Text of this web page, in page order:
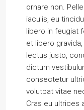
ornare non.
iaculis, eu
libero in feugiat
et libero
lectus justo,
dictum
consectetur
volutpat vitae
Cras eu ultrices